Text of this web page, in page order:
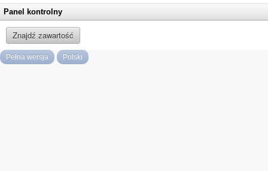
Panel kontrolny
Znajdź zawartość
Pełna wersja Polski